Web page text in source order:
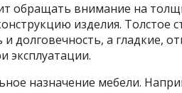
обращать внимание на
изделия. Толстое
долговечность, а гладкие,
эксплуатации.
назначение мебели.